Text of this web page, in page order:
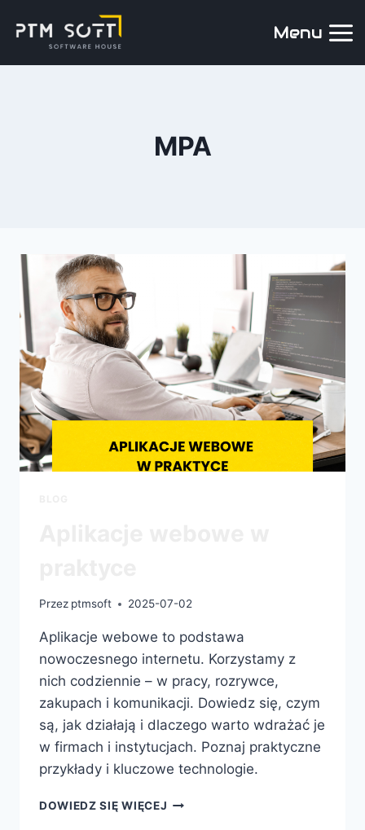
Menu
MPA
Przez ptmsoft 2025-07-02
Aplikacje webowe to podstawa
nowoczesnego internetu. Korzystamy z
nich codziennie – w pracy, rozrywce,
zakupach i komunikacji. Dowiedz się, czym
są, jak działają i dlaczego warto wdrażać je
w firmach i instytucjach. Poznaj praktyczne
przykłady i kluczowe technologie.
DOWIEDZ SIĘ WIĘCEJ